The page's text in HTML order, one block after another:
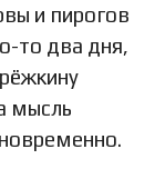
и пирогов
то два дня,
мысль